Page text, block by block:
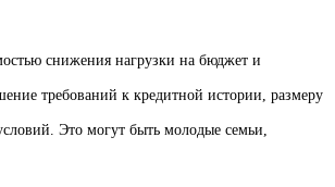
снижения нагрузки на бюджет и
требований к кредитной истории, размеру
Это могут быть молодые семьи,